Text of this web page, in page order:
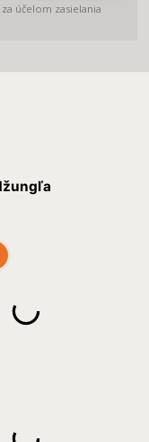
za účelom zasielania